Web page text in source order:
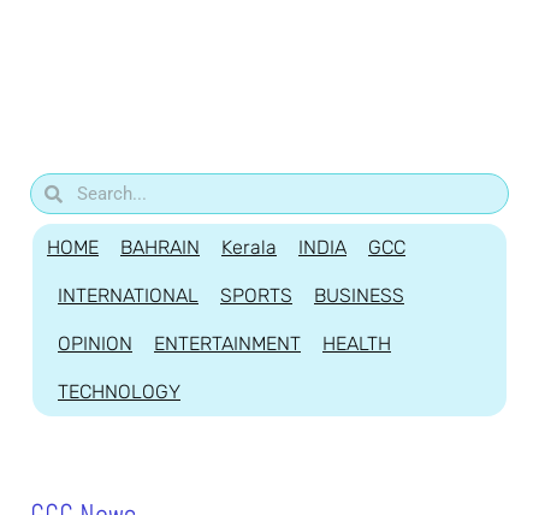
HOME BAHRAIN Kerala INDIA GCC
INTERNATIONAL SPORTS BUSINESS
OPINION ENTERTAINMENT HEALTH
TECHNOLOGY